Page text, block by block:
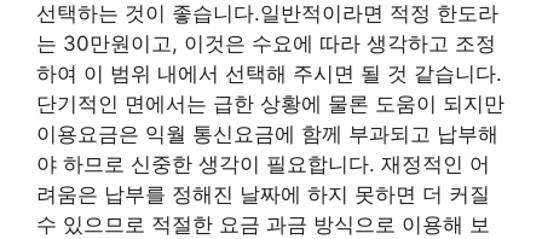
선택하는 것이 좋습니다.일반적이라면 적정 한도라
는 30만원이고, 이것은 수요에 따라 생각하고 조정
하여 이 범위 내에서 선택해 주시면 될 것 같습니다.
단기적인 면에서는 급한 상황에 물론 도움이 되지만
이용요금은 익월 통신요금에 함께 부과되고 납부해
야 하므로 신중한 생각이 필요합니다. 재정적인 어
려움은 납부를 정해진 날짜에 하지 못하면 더 커질
수 있으므로 적절한 요금 과금 방식으로 이용해 보